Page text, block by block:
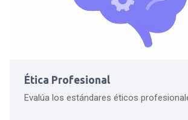
Ética Profesional
Evalúa los estándares éticos